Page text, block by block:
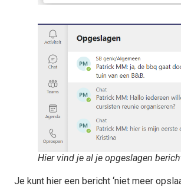
Hier vind je al je opgeslagen
Je kunt hier een bericht ‘niet meer